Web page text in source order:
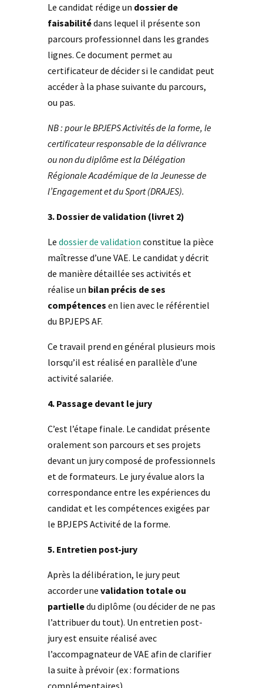
Le candidat rédige un dossier de
faisabilitédans lequel il présente son
parcours professionnel dans les grandes
lignes. Ce document permet au
certificateur de décider si le candidat peut
accéder à la phase suivante du parcours,
ou pas.
NB : pour le BPJEPS Activités de la forme, le
certificateur responsable de la délivrance
ou non du diplôme est la Délégation
Régionale Académique de la Jeunesse de
l’Engagement et du Sport (DRAJES).
3. Dossier de validation (livret 2)
Le dossier de validation constitue la pièce
maîtresse d’une VAE. Le candidat y décrit
de manière détaillée ses activités et
réalise un bilan précis de ses
compétences en lien avec le référentiel
du BPJEPS AF.
Ce travail prend en général plusieurs mois
lorsqu’il est réalisé en parallèle d’une
activité salariée.
4. Passage devant le jury
C’est l’étape finale. Le candidat présente
oralement son parcours et ses projets
devant un jury composé de professionnels
et de formateurs. Le jury évalue alors la
correspondance entre les expériences du
candidat et les compétences exigées par
le BPJEPS Activité de la forme.
5. Entretien post-jury
Après la délibération, le jury peut
accorder une validation totale ou
partielledu diplôme (ou décider de ne pas
l’attribuer du tout). Un entretien post-
jury est ensuite réalisé avec
l’accompagnateur de VAE afin de clarifier
la suite à prévoir (ex : formations
complémentaires).